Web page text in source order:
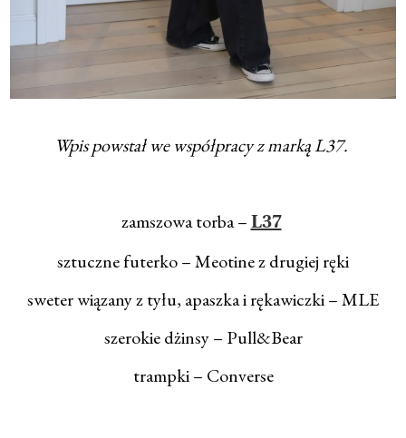
Wpis powstał we współpracy z marką L37.
zamszowa torba – L37
sztuczne futerko – Meotine z drugiej ręki
sweter wiązany z tyłu, apaszka i rękawiczki – MLE
szerokie dżinsy – Pull&Bear
trampki – Converse